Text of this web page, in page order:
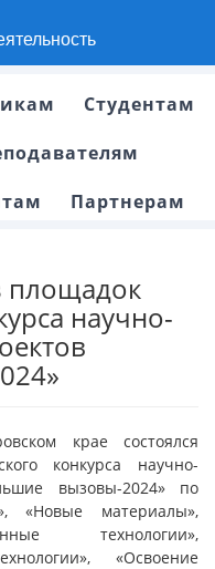
Студентам
Партнерам
площадок
научно-
крае состоялся
конкурса научно-
вызовы-2024» по
«Новые материалы»,
технологии»,
«Освоение